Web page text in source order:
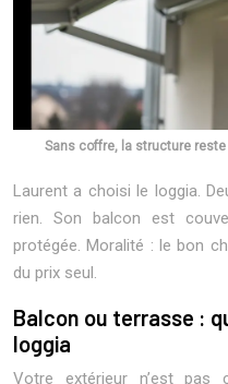
Sans coffre, la structure
Laurent a choisi le loggia.
rien. Son balcon est
protégée. Moralité : le bon
du prix seul.
Balcon ou terrasse :
loggia
Votre extérieur n’est pas